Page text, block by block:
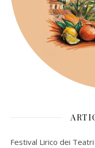
Festival Lirico dei